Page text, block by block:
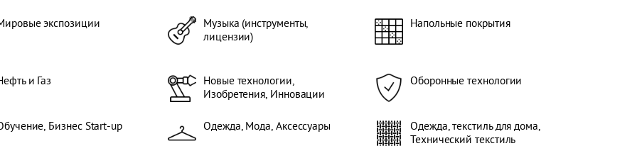
экспозиции
Музыка (инструменты,
лицензии)
Напольные покрытия
и Газ
Новые технологии,
Изобретения, Инновации
Оборонные технологии
Бизнес Start-up Одежда, Мода, Аксессуары
Одежда, текстиль для дома,
Технический текстиль